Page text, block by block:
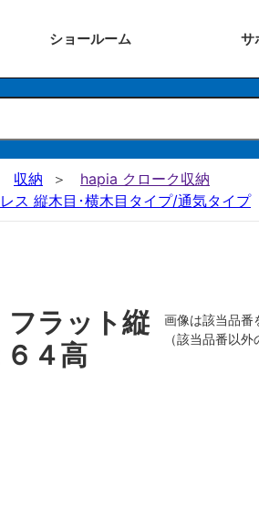
ショールーム サ
収納
hapia クローク収納
ス 縦木目･横木目タイプ/通気タイプ
ラット縦
４高
画像は該当品番
（該当品番以